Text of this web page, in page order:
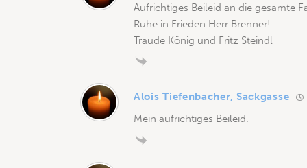
Aufrichtiges Beileid an die gesamte
Ruhe in Frieden Herr Brenner!
Traude König und Fritz Steindl
Alois Tiefenbacher, Sackgasse
Mein aufrichtiges Beileid.